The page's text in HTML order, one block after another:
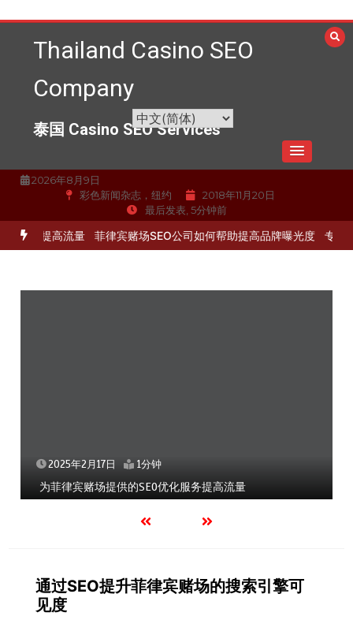
至
Thailand Casino SEO
Company
泰国 Casino SEO Services
2026年8月9日
彩色新闻杂志，纽约
2018年11月20日
最后发表, 5分钟前
务提高流量 菲律宾赌场SEO公司如何帮助提高品牌曝光度 专业的
2025年2月17日 1分钟
为菲律宾赌场提供的SEO优化服务提高流量
通过SEO提升菲律宾赌场的搜索引擎可
见度